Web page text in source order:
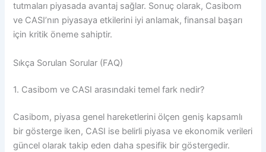
tutmaları piyasada avantaj sağlar. Sonuç olarak, Casibom
ve CASI’nın piyasaya etkilerini iyi anlamak, finansal başarı
için kritik öneme sahiptir.
Sıkça Sorulan Sorular (FAQ)
1. Casibom ve CASI arasındaki temel fark nedir?
Casibom, piyasa genel hareketlerini ölçen geniş kapsamlı
bir gösterge iken, CASI ise belirli piyasa ve ekonomik verileri
güncel olarak takip eden daha spesifik bir göstergedir.